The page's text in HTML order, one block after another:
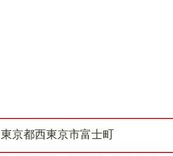
東京都西東京市富士町